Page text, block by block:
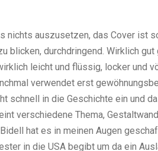
nichts auszusetzen, das Cover ist
blicken, durchdringend. Wirklich gut
leicht und flüssig, locker und
verwendet erst
schnell in die Geschichte ein und
verschiedene Thema,
hat es in meinen Augen
in die USA begibt um da ein